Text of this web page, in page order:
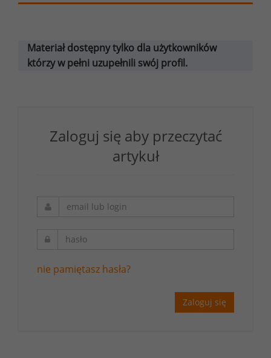
Materiał dostępny tylko dla użytkowników
którzy w pełni uzupełnili swój profil.
Zaloguj się aby przeczytać
artykuł
nie pamiętasz hasła?
Zaloguj się